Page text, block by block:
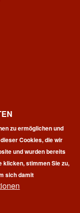
e.V. | All
zu ermöglichen und
Cookies, die wir
und wurden bereits
klicken, stimmen Sie zu,
sich damit